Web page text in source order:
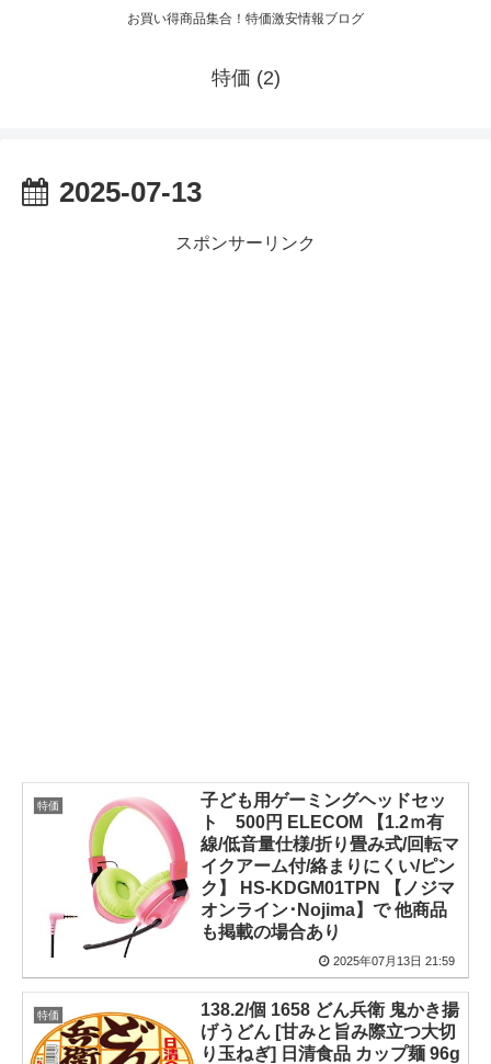
お買い得商品集合！特価激安情報ブログ
特価 (2)
2025-07-13
スポンサーリンク
特価
子ども用ゲーミングヘッドセッ
ト 500円 ELECOM 【1.2ｍ有
線/低音量仕様/折り畳み式/回転マ
イクアーム付/絡まりにくい/ピン
ク】 HS-KDGM01TPN 【ノジマ
オンライン･Nojima】で 他商品
も掲載の場合あり
2025年07月13日 21:59
特価
138.2/個 1658 どん兵衛 鬼かき揚
げうどん [甘みと旨み際立つ大切
り玉ねぎ] 日清食品 カップ麺 96g